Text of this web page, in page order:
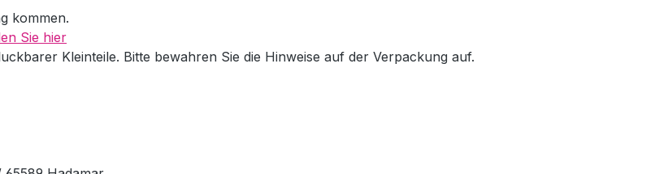
kommen.
Sie hier
Kleinteile. Bitte bewahren Sie die Hinweise auf der Verpackung auf.